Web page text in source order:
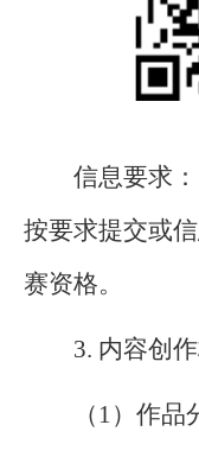
信息要求：
按要求提交或
赛资格。
3. 内容创作
（1）作品